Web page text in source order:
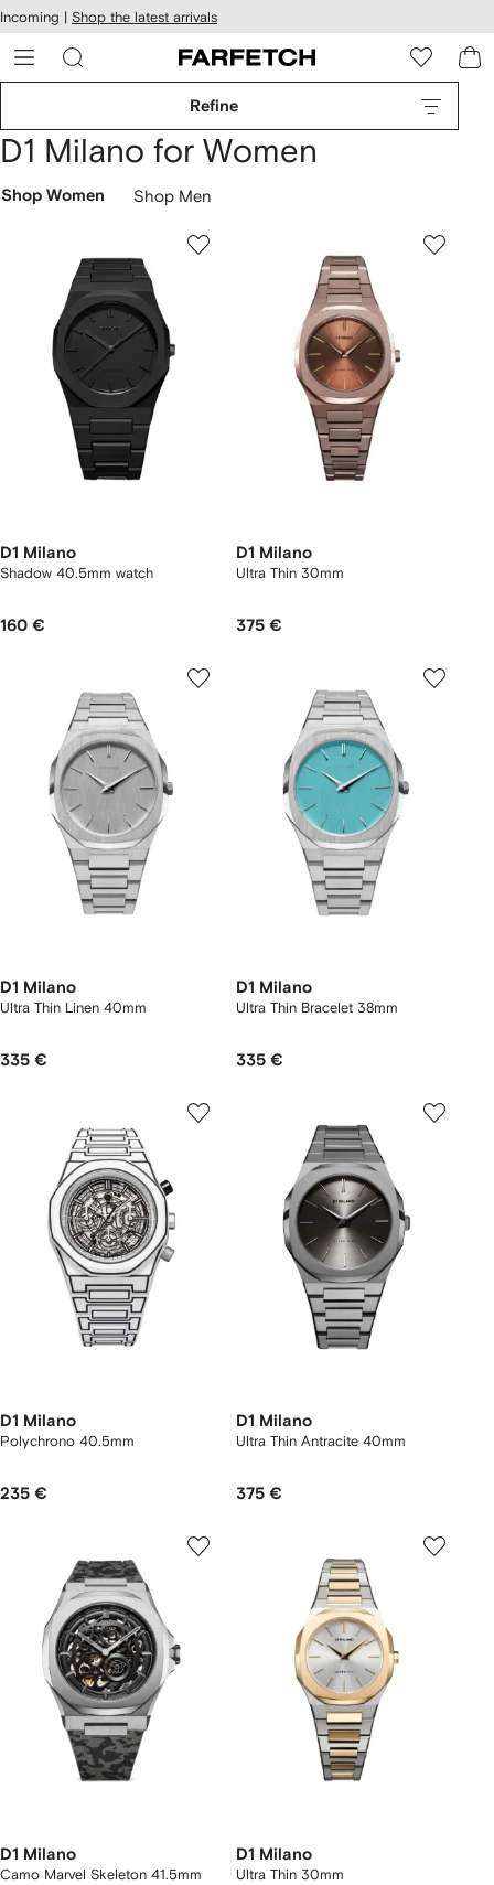
Skip to
main
content
Incoming | Shop the latest arrivals
Refine
D1 Milano for Women
Shop Women Shop Men
D1 Milano
Shadow 40.5mm watch
160 €
D1 Milano
Ultra Thin 30mm
375 €
D1 Milano
Ultra Thin Linen 40mm
335 €
D1 Milano
Ultra Thin Bracelet 38mm
335 €
D1 Milano
Polychrono 40.5mm
235 €
D1 Milano
Ultra Thin Antracite 40mm
375 €
D1 Milano
Camo Marvel Skeleton 41.5mm
D1 Milano
Ultra Thin 30mm